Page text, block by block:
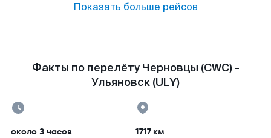
Показать больше рейсов
Факты по перелёту Черновцы (CWC) -
Ульяновск (ULY)
около 3 часов 1717 км